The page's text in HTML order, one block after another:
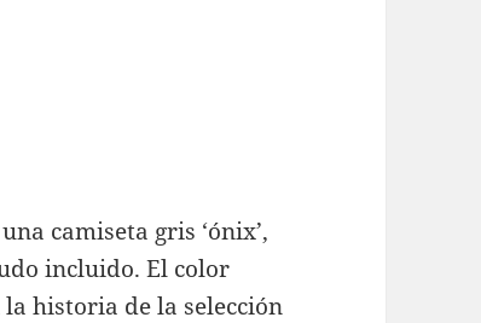
camiseta gris ‘ónix’,
incluido. El color
historia de la selección